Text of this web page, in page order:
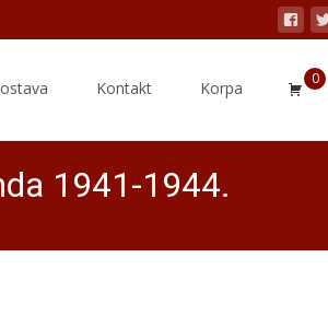
Kontakt Korpa 0
1941-1944.